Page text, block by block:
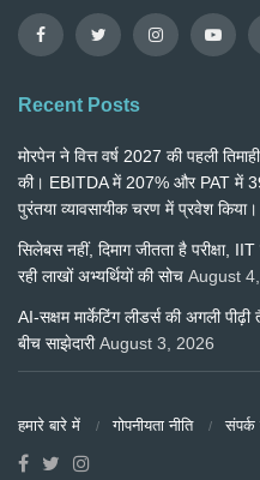
Recent Posts
मोरपेन ने वित्त वर्ष 2027 की पहली
की। EBITDA में 207% और PAT में
पुरंतया व्यावसायीक चरण में प्रवेश किया।
सिलेबस नहीं, दिमाग जीतता है परीक्षा,
रही लाखों अभ्यर्थियों की सोच August
AI-सक्षम मार्केटिंग लीडर्स की अगली
बीच साझेदारी August 3, 2026
हमारे बारे में गोपनीयता नीति